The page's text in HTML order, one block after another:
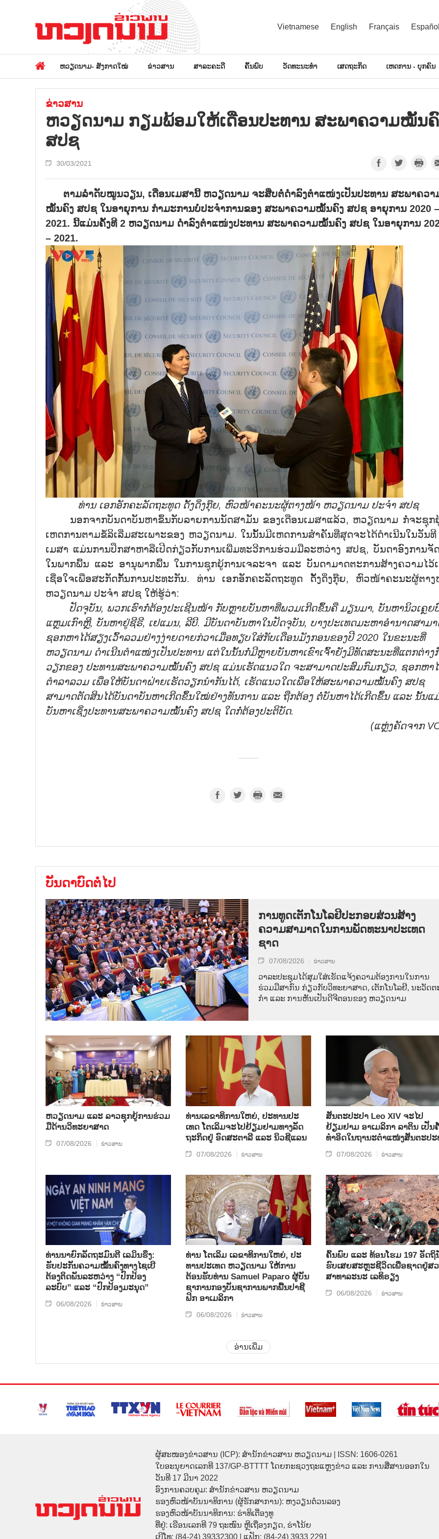
Vietnamese English Français
ຫວຽດນາມ- ສັງກາດໃໝ່ ຂ່າວສານ ສາລະຄະດີ ຄົ້ນພົບ ວັດທະນະທຳ ເສດຖະກິດ ເຫດການ - ບຸກຄົນ
ຂ່າວສານ
ຫວຽດນາມ ກຽມພ້ອມໃຫ້ເດືອນປະທານ ສະພາຄວາມໝັ້ນ
ສປຊ
30/03/2021
ຕາມລຳດັບໝູນວຽນ, ເດືອນເມສານີ້ ຫວຽດນາມ ຈະສືບຕໍ່ດຳລົງຕຳແໜ່ງເປັນປະທານ ສະພາຄວາ
ໝັ້ນຄົງ ສປຊ ໃນອາຍຸການ ກຳມະການບໍ່ປະຈຳການຂອງ ສະພາຄວາມໝັ້ນຄົງ ສປຊ ອາຍຸການ 2020 –
2021. ນີ້ແມ່ນຄັ້ງທີ 2 ຫວຽດນາມ ດຳລົງຕຳແໜ່ງປະທານ ສະພາຄວາມໝັ້ນຄົງ ສປຊ ໃນອາຍຸການ
– 2021.
ທ່ານ ເອກອັກຄະລັດຖະທູດ ດັ້ງດິ່ງກຸ໊ຍ, ຫົວໜ້າຄະນະຜູ້ຕາງໜ້າ ຫວຽດນາມ ປະຈຳ ສປຊ
ນອກຈາກບັນດາບັນຫາຂຶ້ນກັບລາຍການນັດສາມັນ ຂອງເດືອນເມສາແລ້ວ, ຫວຽດນາມ ກໍ່ຈະຊຸກ
ເຫດການຕາມຂໍ້ລິເລີ່ມສະເພາະຂອງ ຫວຽດນາມ. ໃນນັ້ນມີເຫດການສຳຄັນທີ່ສຸດຈະໄດ້ດຳເນີນໃນວັນທີ
ເມສາ ແມ່ນການປຶກສາຫາລືເປີດກ່ຽວກັບການເພີ່ມທະວີການຮ່ວມມືລະຫວ່າງ ສປຊ, ບັນດາອົງການຈັ
ໃນພາກພື້ນ ແລະ ອານຸພາກພື້ນ ໃນການຊຸກຍູ້ການເຈລະຈາ ແລະ ບັນດາມາດຕະການສ້າງຄວາມໄວ້
ເຊື່ອໃຈເພື່ອສະກັດກັ້ນການປະທະກັນ. ທ່ານ ເອກອັກຄະລັດຖະທູດ ດັ້ງດິ່ງກຸ໊ຍ, ຫົວໜ້າຄະນະຜູ້ຕາ
ຫວຽດນາມ ປະຈຳ ສປຊ ໃຫ້ຮູ້ວ່າ:
ປັດຈຸບັນ, ພວກເຮົາກໍ່ຕ້ອງປະເຊີນໜ້າ ກັບຫຼາຍບັນຫາທີ່ພວມເກີດຂຶ້ນຄື ມຽນມາ, ບັນຫານິວເຄຼຍ
ແຫຼມເກົາຫຼີ, ບັນຫາຢູ່ຊີຣີ, ເຢແມນ, ລີບີ. ມີບັນດາບັນຫາໃນປັດຈຸບັນ, ບາງປະເທດມະຫາອຳນາດສາມ
ຊອກຫາໄດ້ສຽງເວົ້າລວມຢ່າງງ່າຍດາຍກ່ວາເມື່ອທຽບໃສ່ກັບເດືອນມັງກອນຂອງປີ2020 ໃນຂະນະທີ່
ຫວຽດນາມ ດຳເນີນຕຳແໜ່ງເປັນປະທານ ແຕ່ໃນນັ້ນກໍ່ມີຫຼາຍບັນຫາເຂົາເຈົ້າຍັງມີທັດສະນະທີ່ແຕກຕ່າງ
ວຽກຂອງ ປະທານສະພາຄວາມໝັ້ນຄົງ ສປຊ ແມ່ນເຮັດແນວໃດ ຈະສາມາດປະສົມກົມກຽວ, ຊອກຫາ
ຕຳລາລວມ ເພື່ອໃຫ້ບັນດາຝ່າຍເຮັດວຽກນຳກັນໄດ້, ເຮັດແນວໃດເພື່ອໃຫ້ສະພາຄວາມໝັ້ນຄົງ ສປຊ
ສາມາດຕັດສິນໄດ້ບັນດາບັນຫາເກີດຂຶ້ນໃໝ່ຢ່າງທັນການ ແລະ ຖືກຕ້ອງ ຕໍ່ບັນຫາໄດ້ເກີດຂຶ້ນ ແລະ ນັ້ນແ
ບັນຫາເຊິ່ງປະທານສະພາຄວາມໝັ້ນຄົງ ສປຊ ໃດກໍ່ຕ້ອງປະຕິບັດ.
(ແຫຼ່ງຄັດຈາກ
ບັນດາບົດຕໍ່ໄປ
ການ​ທູດ​ເຕັກ​ໂນ​ໂລ​ຢີ​ປະ​ກອບ​ສ່ວນ​ສ້າງ​
ຄວາມ​ສາ​ມາດ​ໃນ​ການ​ພັດ​ທະ​ນາ​ປະ​ເທດ​
ຊາດ
07/08/2026 ຂ່າວສານ
ວາ​ລະ​ປະ​ຊຸມ​ໄດ້​ສຸມ​ໃສ່​ເຮັດ​ແຈ້ງ​ຄວາມ​ຕ້ອງ​ການ​ໃນ​ການ​
ຮ່ວມ​ມື​ສາ​ກົນ ກ່ຽວ​ກັບ​ວິ​ທະ​ຍາ​ສາດ, ເຕັກ​ໂນ​ໂລ​ຢີ, ນະ​ວັດ​ຕ
ກຳ ແລະ ການ​ຫັນ​ເປັນ​ດີ​ຈີ​ຕອນ​ຂອງ ຫວຽດ​ນາມ
ຫວຽດ​ນາມ ແລະ ລາວ​ຊຸກ​ຍູ້​ການ​ຮ່ວມ​
ມື​ດ້ານວ​ິ​ທະ​ຍາ​ສາດ
07/08/2026 ຂ່າວສານ
ທ່ານ​ເລ​ຂາ​ທິ​ການ​ໃຫຍ່, ປ​ະ​ທານ​ປະ​
ເທດ ໂຕ​ເລິມ​ຈະ​ໄປ​ຢ້ຽມ​ຢາມ​ທາງ​ລັດ​
ຖະ​ກິດ​ຢູ່ ອົດ​ສະ​ຕາ​ລີ ແລະ ນິວ​ຊີ​ແລນ
07/08/2026 ຂ່າວສານ
ສັນຕະປະປາ Leo XIV ຈະໄປ
ຢ້ຽມຢາມ ອາເມລິກາ ລາຕິນ ເປັນ
ທຳອິດໃນຖານະຕຳແໜ່ງສັນຕະປະ
07/08/2026 ຂ່າວສານ
ທ່ານນາຍົກລັດຖະມົນຕີ ເລມິນຮຶງ:
ຮັບປະກັນຄວາມໝັ້ນຄົງທາງໄຊເບີ
ຕ້ອງຕິດພັນລະຫວ່າງ “ປົກປ້ອງ
ລະບົບ” ແລະ “ປົກປ້ອງມະນຸດ”
06/08/2026 ຂ່າວສານ
ທ່ານ ໂຕ​ເລິມ ເລ​ຂາ​ທິ​ການ​ໃຫຍ່, ປະ​
ທານ​ປະ​ເທດ ​ຫວຽດ​ນາມ ໃຫ້​ການ​
ຕ້ອນ​ຮັບ​ທ່ານ Samuel Paparo ຜູ້​ບັນ​
ຊາ​ການກອງ​ບັນ​ຊາ​ການພາກ​ພື້ນ​ປາ​ຊີ​
ຟິກ ອາ​ເມ​ລິ​ກາ
06/08/2026 ຂ່າວສານ
ຄົ້ນ​ພົບ ແລະ ທ້ອນ​ໂຮມ 197 ອັດ​ຖິ​
ຮົບ​ເສຍ​ສະຫຼະ​ຊີ​ວິດ​ເພື່ອ​ຊາດ​ຢູ່​ສ
ສາ​ທາ​ລະ​ນະ ເລ​ທິ​ຣຽງ
06/08/2026 ຂ່າວສານ
ອ່ານເພີ່ມ
ຜູ້ສະໜອງຂ່າວສານ (ICP): ສຳນັກຂ່າວສານ ຫວຽດນາມ | ISSN: 1606-0261
ໃບອະນຸຍາດເລກທີ 137/GP-BTTTT ໂດຍກະຊວງຖະແຫຼງຂ່າວ ແລະ ການສື່ສານອອກໃນ
ວັນທີ 17 ມີນາ 2022
ອົງການຄວບຄຸມ: ສຳນັກຂ່າວສານ ຫວຽດນາມ
ຮອງຫົວໜ້າບັນນາທິການ (ຜູ້ຮັກສາການ): ຫງວຽນຕ໋ວນລອງ
ຮອງຫົວໜ້າບັນນາທິການ: ຮ່າທິເຕື່ອງທູ
ທີ່ຢູ່: ເຮືອນເລກທີ 79 ຖະໜົນ ຫຼີເຖື່ອງກຽດ, ຮ່າໂນ້ຍ
ເບີໂທ: (84-24) 39332300 | ແຟັກ: (84-24) 3933 2291